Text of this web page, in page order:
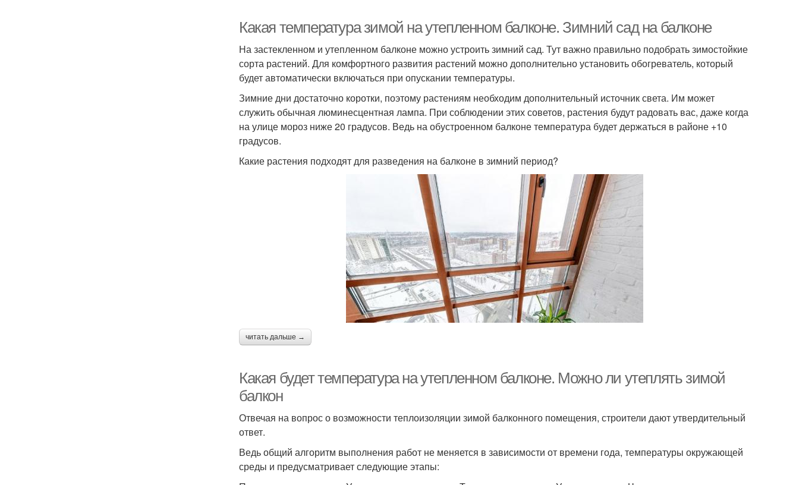
Какая температура зимой на утепленном балконе. Зимний сад на балконе
На застекленном и утепленном балконе можно устроить зимний сад. Тут важно правильно подобрать зимостойкие
сорта растений. Для комфортного развития растений можно дополнительно установить обогреватель, который
будет автоматически включаться при опускании температуры.
Зимние дни достаточно коротки, поэтому растениям необходим дополнительный источник света. Им может
служить обычная люминесцентная лампа. При соблюдении этих советов, растения будут радовать вас, даже когда
на улице мороз ниже 20 градусов. Ведь на обустроенном балконе температура будет держаться в районе +10
градусов.
Какие растения подходят для разведения на балконе в зимний период?
читать дальше →
Какая будет температура на утепленном балконе. Можно ли утеплять зимой
балкон
Отвечая на вопрос о возможности теплоизоляции зимой балконного помещения, строители дают утвердительный
ответ.
Ведь общий алгоритм выполнения работ не меняется в зависимости от времени года, температуры окружающей
среды и предусматривает следующие этапы: